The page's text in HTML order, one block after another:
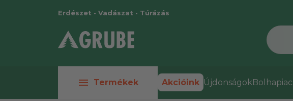
Erdészet • Vadászat • Túrázás
menu Termékek Akcióink ÚjdonságokBolhapiac